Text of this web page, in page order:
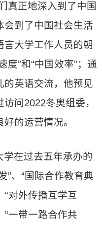
真正地深入到了中国
会到了中国社会生活
大学工作人员的朝
度”和“中国效率”；通
的英语交流，他预见
问2022冬奥组委，
的运营情况。
在过去五年承办的
”、“国际合作教育典
“对外传播互学互
“一带一路合作共